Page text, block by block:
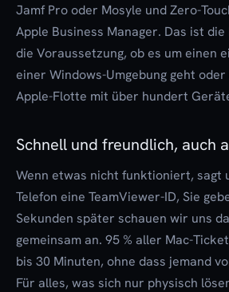
Jamf Prooder Mosyle und Zero-
Apple Business Manager. Das ist
die Voraussetzung, ob es um einen
einer Windows-Umgebung geht
Apple-Flotte mit über hundert
Schnell und freundlich, auch
Wenn etwas nicht funktioniert, sagt
Telefon eine TeamViewer-ID, Sie
Sekunden später schauen wir uns
gemeinsam an. 95 % aller Mac-
bis 30 Minuten, ohne dass jemand
Für alles, was sich nur physisch